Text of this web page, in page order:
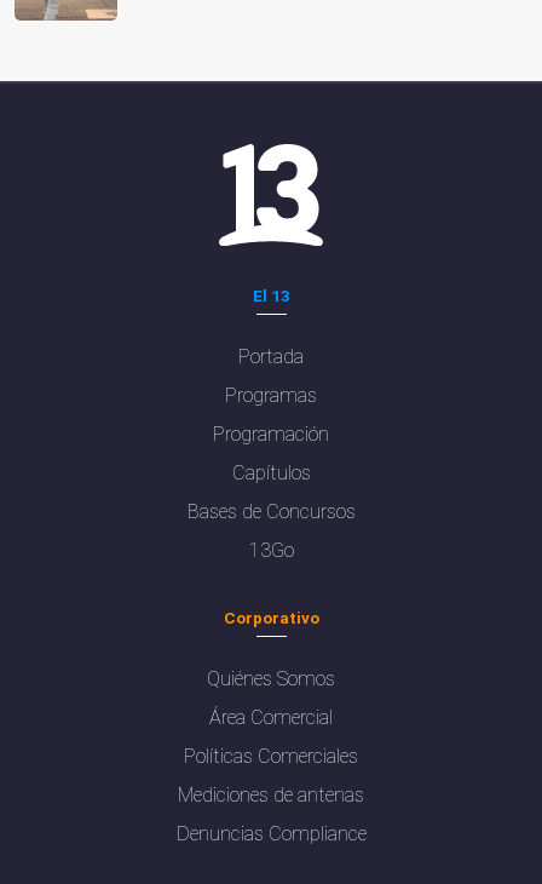
El 13
Portada
Programas
Programación
Capítulos
Bases de Concursos
13Go
Corporativo
Quiénes Somos
Área Comercial
Políticas Comerciales
Mediciones de antenas
Denuncias Compliance